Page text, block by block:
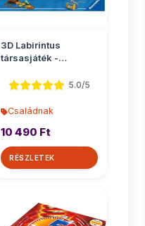
3D Labirintus
társasjáték -
5.0/5
Családnak
10 490 Ft
RÉSZLETEK